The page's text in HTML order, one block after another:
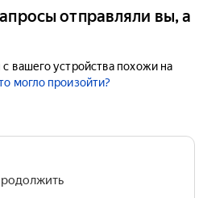
отправляли вы, а
вашего устройства похожи на
могло произойти?